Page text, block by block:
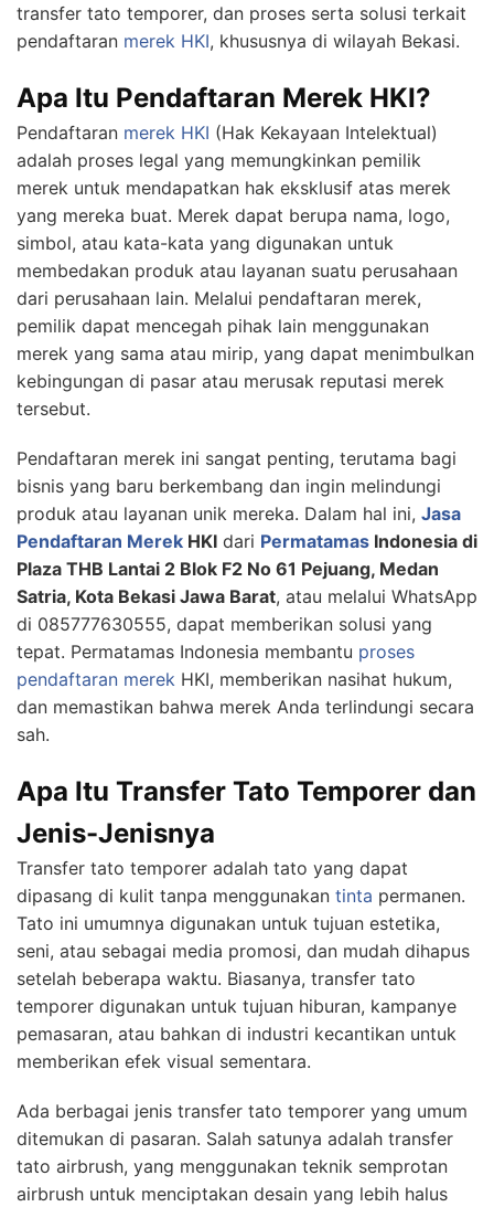
transfer tato temporer, dan proses serta solusi terkait
pendaftaran merek HKI, khususnya di wilayah Bekasi.
Apa Itu Pendaftaran Merek HKI?
Pendaftaran merek HKI (Hak Kekayaan Intelektual)
adalah proses legal yang memungkinkan pemilik
merek untuk mendapatkan hak eksklusif atas merek
yang mereka buat. Merek dapat berupa nama, logo,
simbol, atau kata-kata yang digunakan untuk
membedakan produk atau layanan suatu perusahaan
dari perusahaan lain. Melalui pendaftaran merek,
pemilik dapat mencegah pihak lain menggunakan
merek yang sama atau mirip, yang dapat menimbulkan
kebingungan di pasar atau merusak reputasi merek
tersebut.
Pendaftaran merek ini sangat penting, terutama bagi
bisnis yang baru berkembang dan ingin melindungi
produk atau layanan unik mereka. Dalam hal ini, Jasa
Pendaftaran Merek HKI dari Permatamas Indonesia di
Plaza THB Lantai 2 Blok F2 No 61 Pejuang, Medan
Satria, Kota Bekasi Jawa Barat, atau melalui WhatsApp
di 085777630555, dapat memberikan solusi yang
tepat. Permatamas Indonesia membantu proses
pendaftaran merek HKI, memberikan nasihat hukum,
dan memastikan bahwa merek Anda terlindungi secara
sah.
Apa Itu Transfer Tato Temporer dan
Jenis-Jenisnya
Transfer tato temporer adalah tato yang dapat
dipasang di kulit tanpa menggunakan tinta permanen.
Tato ini umumnya digunakan untuk tujuan estetika,
seni, atau sebagai media promosi, dan mudah dihapus
setelah beberapa waktu. Biasanya, transfer tato
temporer digunakan untuk tujuan hiburan, kampanye
pemasaran, atau bahkan di industri kecantikan untuk
memberikan efek visual sementara.
Ada berbagai jenis transfer tato temporer yang umum
ditemukan di pasaran. Salah satunya adalah transfer
tato airbrush, yang menggunakan teknik semprotan
airbrush untuk menciptakan desain yang lebih halus